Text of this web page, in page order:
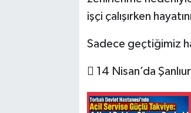
işçi çalışırken
Sadece geçtiğimiz
 14 Nisan’da